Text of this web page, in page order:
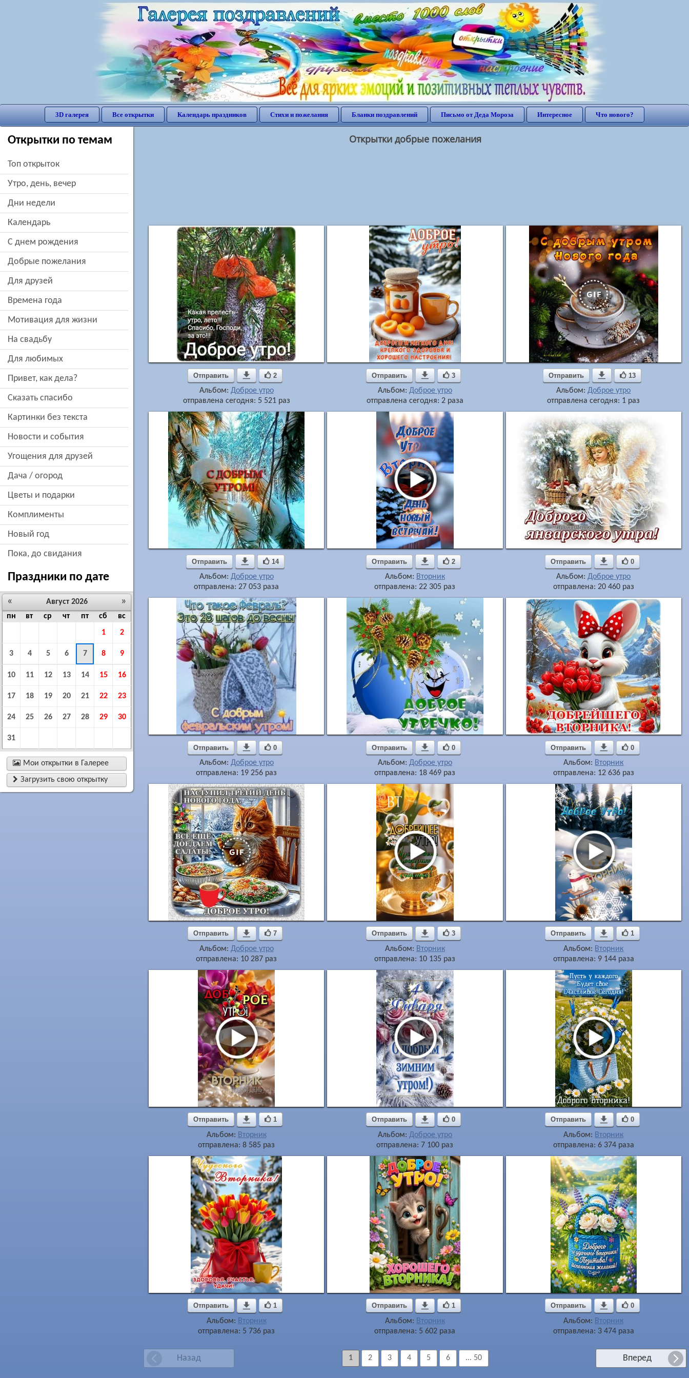
3D галерея Все открытки Календарь праздников Стихи и пожелания Бланки поздравлений Письмо от Деда Мороза Интересное Что нового?
Открытки по темам
Топ открыток
утро, день, вечер
дни недели
Календарь
c днем рождения
добрые пожелания
для друзей
времена года
мотивация для жизни
на свадьбу
для любимых
привет, как дела?
сказать спасибо
картинки без текста
новости и события
угощения для друзей
дача / огород
цветы и подарки
комплименты
новый год
пока, до свидания
Праздники по дате
« »
Август 2026
пн
вт ср чт пт сб
вс
1
2
3 4 5 6 7 8 9
10 11 12 13 14 15 16
17 18 19 20 21 22 23
24 25 26 27 28 29 30
31
 Мои открытки в Галерее
 Загрузить свою открытку
Открытки добрые пожелания
Отправить  2
Альбом: Доброе утро
отправлена сегодня: 5 521 раз
Отправить  3
Альбом: Доброе утро
отправлена сегодня: 2 раза
Отправить  13
Альбом:Доброе утро
отправлена сегодня: 1 раз
Отправить  14
Альбом: Доброе утро
отправлена: 27 053 раза
Отправить  2
Альбом: Вторник
отправлена: 22 305 раз
Отправить  0
Альбом:Доброе утро
отправлена: 20 460 раз
Отправить  0
Альбом: Доброе утро
отправлена: 19 256 раз
Отправить  0
Альбом: Доброе утро
отправлена: 18 469 раз
Отправить  0
Альбом: Вторник
отправлена: 12 636 раз
Отправить  7
Альбом: Доброе утро
отправлена: 10 287 раз
Отправить  3
Альбом: Вторник
отправлена: 10 135 раз
Отправить  1
Альбом: Вторник
отправлена: 9 144 раза
Отправить  1
Альбом: Вторник
отправлена: 8 585 раз
Отправить  0
Альбом: Доброе утро
отправлена: 7 100 раз
Отправить  0
Альбом: Вторник
отправлена: 6 374 раза
Отправить  1
Альбом: Вторник
отправлена: 5 736 раз
Отправить  1
Альбом: Вторник
отправлена: 5 602 раза
Отправить  0
Альбом: Вторник
отправлена: 3 474 раза
Назад Вперед
1 2 3 4 5 6 ... 50